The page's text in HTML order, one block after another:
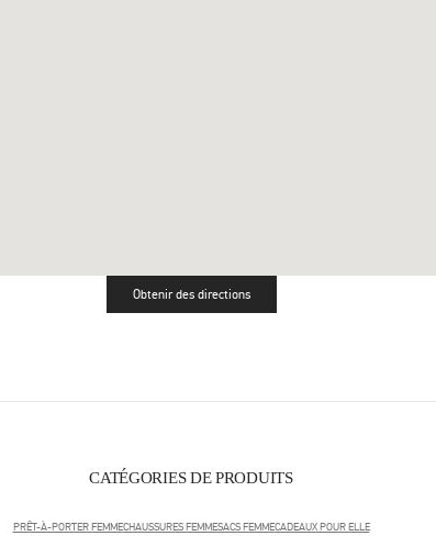
Obtenir des directionsLink Opens in New Tab
CATÉGORIES DE PRODUITS
PRÊT-À-PORTER FEMMECHAUSSURES FEMMESACS FEMMECADEAUX POUR ELLE